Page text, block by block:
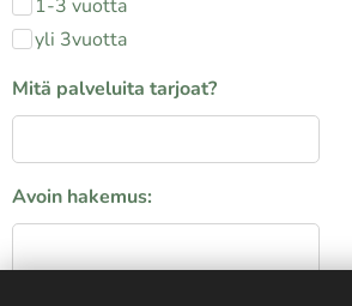
1-3 vuotta
yli 3vuotta
Mitä palveluita tarjoat?
Avoin hakemus: